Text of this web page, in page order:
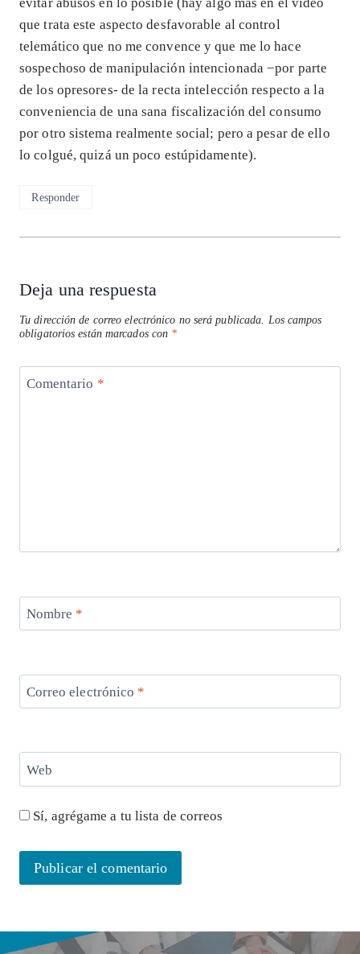
evitar abusos en lo posible (hay algo más en el vídeo
que trata este aspecto desfavorable al control
telemático que no me convence y que me lo hace
sospechoso de manipulación intencionada −por parte
de los opresores- de la recta intelección respecto a la
conveniencia de una sana fiscalización del consumo
por otro sistema realmente social; pero a pesar de ello
lo colgué, quizá un poco estúpidamente).
Responder
Deja una respuesta
Tu dirección de correo electrónico no será publicada.
Los campos
obligatorios están marcados con *
Comentario *
Nombre *
Correo electrónico *
Web
Sí, agrégame a tu lista de correos